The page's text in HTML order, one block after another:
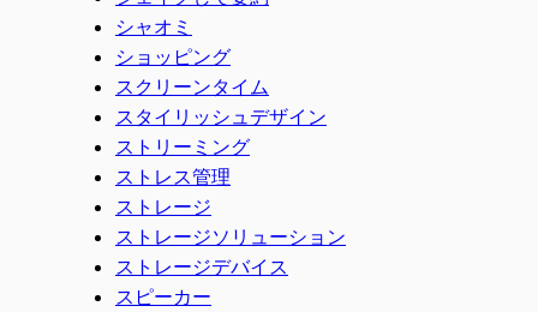
シャオミ
ショッピング
スクリーンタイム
スタイリッシュデザイン
ストリーミング
ストレス管理
ストレージ
ストレージソリューション
ストレージデバイス
スピーカー